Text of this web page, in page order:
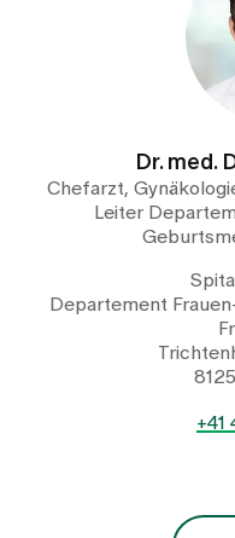
Dr. med.
Chefarzt,
Leiter
Departement
+41